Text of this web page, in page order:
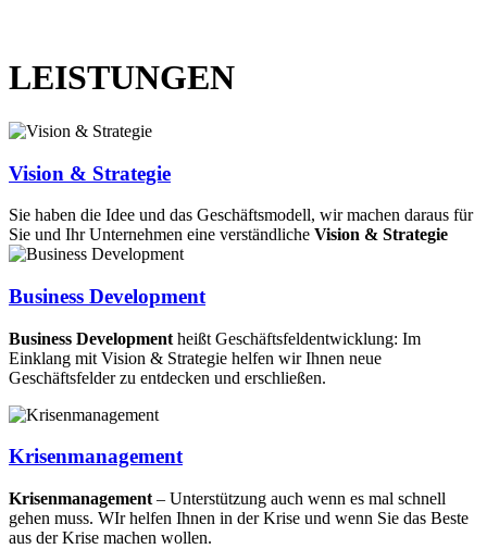
LEISTUNGEN
Vision & Strategie
Sie haben die Idee und das Geschäftsmodell, wir machen daraus für
Sie und Ihr Unternehmen eine verständliche Vision & Strategie
Business Development
Business Development heißt Geschäftsfeldentwicklung: Im
Einklang mit Vision & Strategie helfen wir Ihnen neue
Geschäftsfelder zu entdecken und erschließen.
Krisenmanagement
Krisenmanagement – Unterstützung auch wenn es mal schnell
gehen muss. WIr helfen Ihnen in der Krise und wenn Sie das Beste
aus der Krise machen wollen.